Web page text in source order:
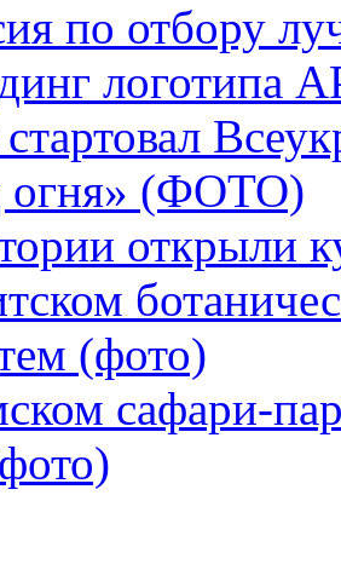
по отбору
логотипа
огня» (ФОТО)
открыли
(фото)
сафари-